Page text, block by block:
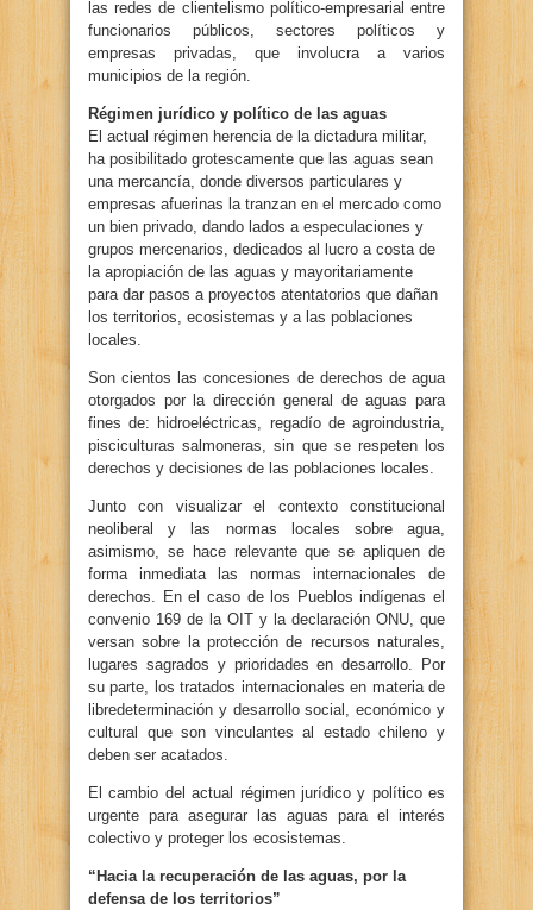
las redes de clientelismo político-empresarial entre
funcionarios públicos, sectores políticos y
empresas privadas, que involucra a varios
municipios de la región.
Régimen jurídico y político de las aguas
El actual régimen herencia de la dictadura militar,
ha posibilitado grotescamente que las aguas sean
una mercancía, donde diversos particulares y
empresas afuerinas la tranzan en el mercado como
un bien privado, dando lados a especulaciones y
grupos mercenarios, dedicados al lucro a costa de
la apropiación de las aguas y mayoritariamente
para dar pasos a proyectos atentatorios que dañan
los territorios, ecosistemas y a las poblaciones
locales.
Son cientos las concesiones de derechos de agua
otorgados por la dirección general de aguas para
fines de: hidroeléctricas, regadío de agroindustria,
pisciculturas salmoneras, sin que se respeten los
derechos y decisiones de las poblaciones locales.
Junto con visualizar el contexto constitucional
neoliberal y las normas locales sobre agua,
asimismo, se hace relevante que se apliquen de
forma inmediata las normas internacionales de
derechos. En el caso de los Pueblos indígenas el
convenio 169 de la OIT y la declaración ONU, que
versan sobre la protección de recursos naturales,
lugares sagrados y prioridades en desarrollo. Por
su parte, los tratados internacionales en materia de
libredeterminación y desarrollo social, económico y
cultural que son vinculantes al estado chileno y
deben ser acatados.
El cambio del actual régimen jurídico y político es
urgente para asegurar las aguas para el interés
colectivo y proteger los ecosistemas.
“Hacia la recuperación de las aguas, por la
defensa de los territorios”